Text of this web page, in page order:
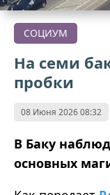
СОЦИУМ
На семи
пробки
08 Июня 2026 08:32
В Баку
основных